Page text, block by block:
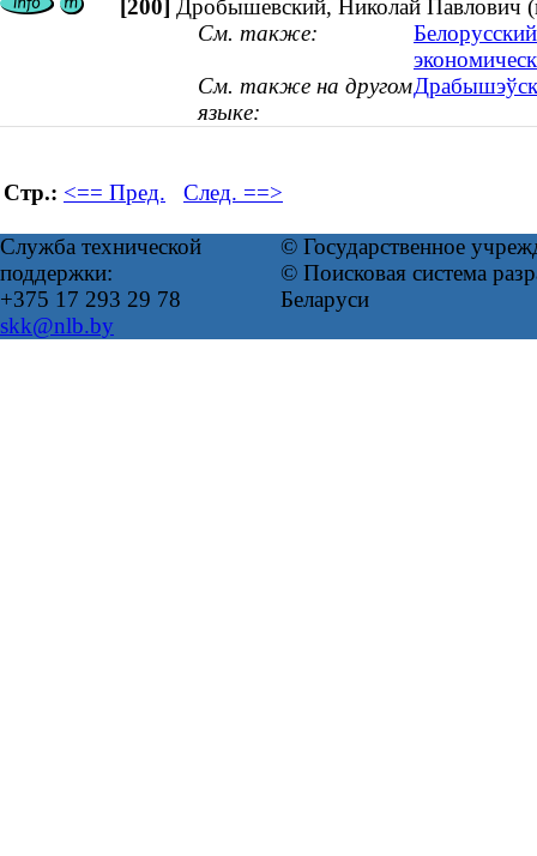
[200] Дробышевский, Николай Павлович
См. также:
См. также на другом
языке:
Стр.: <== Пред. След. ==>
Служба технической
поддержки:
+375 17 293 29 78
skk@nlb.by
© Государственное
© Поисковая система
Беларуси